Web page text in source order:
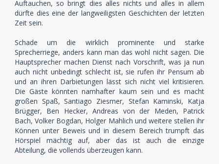
Auftauchen, so bringt dies alles nichts und alles in allem
dürfte dies eine der langweiligsten Geschichten der letzten
Zeit sein.
Schade um die wirklich prominente und starke
Sprecherriege, anders kann man das wohl nicht sagen. Die
Hauptsprecher machen Dienst nach Vorschrift, was ja nun
auch nicht unbedingt schlecht ist, sie rufen ihr Pensum ab
und an ihren Darbietungen lässt sich nicht viel kritisieren.
Die Gäste könnten namhafter kaum sein und es macht
großen Spaß, Santiago Ziesmer, Stefan Kaminski, Katja
Brügger, Ben Hecker, Andreas von der Meden, Patrick
Bach, Volker Bogdan, Holger Mahlich und weitere stellen ihr
Können unter Beweis und in diesem Bereich trumpft das
Hörspiel mächtig auf, aber das ist auch die einzige
Abteilung, die vollends überzeugen kann.